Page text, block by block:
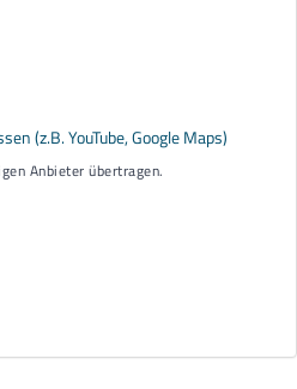
(z.B. YouTube, Google Maps)
Anbieter übertragen.